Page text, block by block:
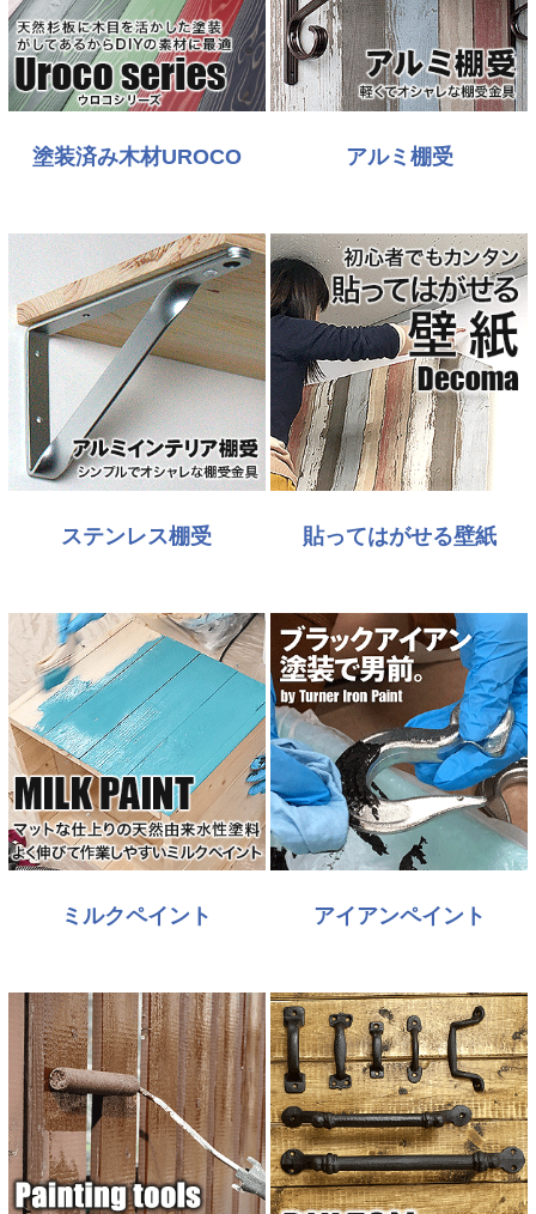
塗装済み木材UROCO アルミ棚受
ステンレス棚受 貼ってはがせる壁紙
ミルクペイント アイアンペイント